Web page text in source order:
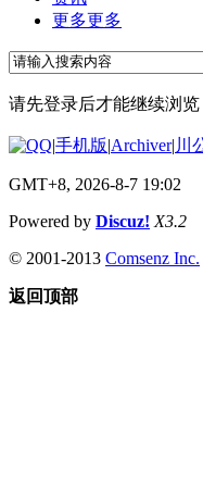
更多更多
请先登录后才能继续浏览
|手机版|Archiver| 川
GMT+8, 2026-8-7 19:02
Powered by Discuz! X3.2
© 2001-2013 Comsenz Inc.
返回顶部